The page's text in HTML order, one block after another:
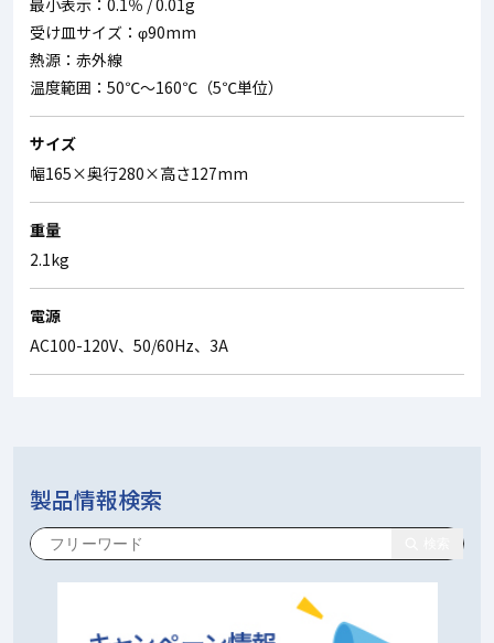
最小表示：0.1％ / 0.01g
受け皿サイズ：φ90mm
熱源：赤外線
温度範囲：50℃～160℃（5℃単位）
サイズ
幅165×奥行280×高さ127mm
重量
2.1kg
電源
AC100-120V、50/60Hz、3A
製品情報検索